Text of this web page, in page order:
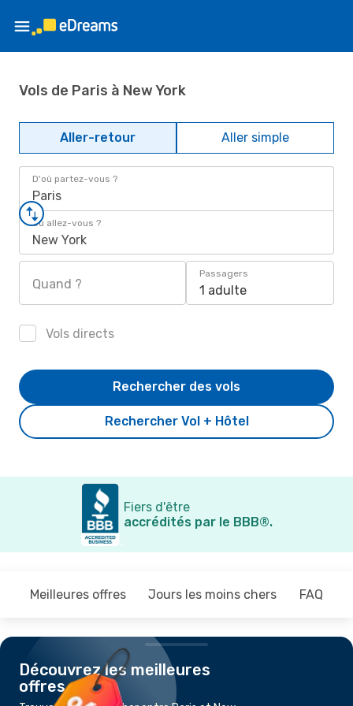
Vols de Paris à New York
Aller-retour Aller simple
D'où partez-vous ?
Paris
Où allez-vous ?
New York
Quand ?
Passagers
1 adulte
Vols directs
Rechercher Vol + Hôtel
Rechercher des vols
Fiers d'être
accrédités par le BBB®.
Meilleures offres Jours les moins chers FAQ
Découvrez les meilleures
offres